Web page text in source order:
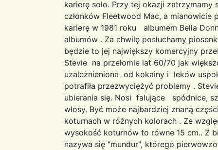
karierę solo. Przy tej okazji
członków Fleetwood Mac, a mianowicie
karierę w 1981 roku albumem Bella
albumów . Za chwilę posłuchamy
będzie to jej największy komercyjny
Stevie na przełomie lat 60/70 jak
uzależnieniona od kokainy i leków
potrafiła przezwyciężyć problemy .
ubierania się. Nosi falujące spódnice,
włosy. Być może najbardziej znaną
koturnach w różnych kolorach . Ze
wysokość koturnów to równe 15 cm.. Z
nazywa się "mundur", którego